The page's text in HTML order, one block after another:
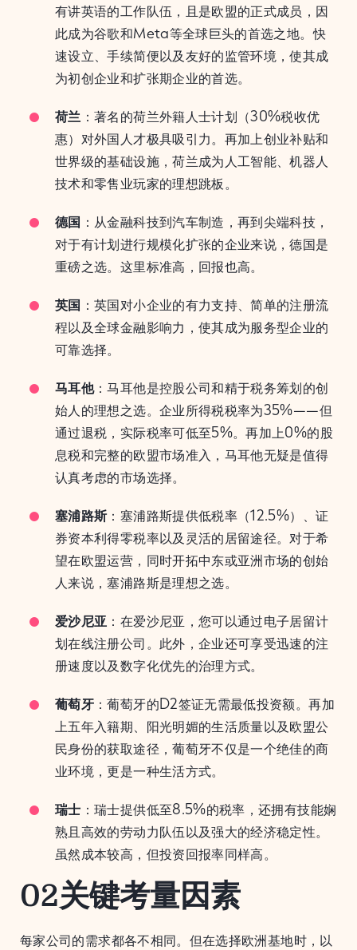
有讲英语的工作队伍，且是欧盟的正式成员，因
此成为谷歌和Meta等全球巨头的首选之地。快
速设立、手续简便以及友好的监管环境，使其成
为初创企业和扩张期企业的首选。
荷兰 ：著名的荷兰外籍人士计划（30%税收优
惠）对外国人才极具吸引力。再加上创业补贴和
世界级的基础设施，荷兰成为人工智能、机器人
技术和零售业玩家的理想跳板。
德国 ：从金融科技到汽车制造，再到尖端科技，
对于有计划进行规模化扩张的企业来说，德国是
重磅之选。这里标准高，回报也高。
英国 ：英国对小企业的有力支持、简单的注册流
程以及全球金融影响力，使其成为服务型企业的
可靠选择。
马耳他：马耳他是控股公司和精于税务筹划的创
始人的理想之选。企业所得税税率为35%——但
通过退税，实际税率可低至5%。再加上0%的股
息税和完整的欧盟市场准入，马耳他无疑是值得
认真考虑的市场选择。
塞浦路斯：塞浦路斯提供低税率（12.5%）、证
券资本利得零税率以及灵活的居留途径。对于希
望在欧盟运营，同时开拓中东或亚洲市场的创始
人来说，塞浦路斯是理想之选。
爱沙尼亚 ：在爱沙尼亚，您可以通过电子居留计
划在线注册公司。此外，企业还可享受迅速的注
册速度以及数字化优先的治理方式。
葡萄牙 ：葡萄牙的D2签证无需最低投资额。再加
上五年入籍期、阳光明媚的生活质量以及欧盟公
民身份的获取途径，葡萄牙不仅是一个绝佳的商
业环境，更是一种生活方式。
瑞士 ：瑞士提供低至8.5%的税率，还拥有技能娴
熟且高效的劳动力队伍以及强大的经济稳定性。
虽然成本较高，但投资回报率同样高。
02关键考量因素
每家公司的需求都各不相同。但在选择欧洲基地时，以